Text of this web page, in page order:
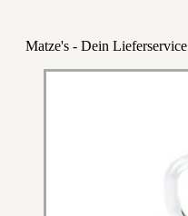
Matze's - Dein Lieferservice